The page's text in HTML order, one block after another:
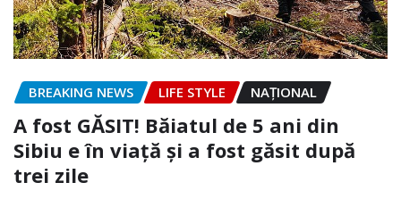
BREAKING NEWS LIFE STYLE NAŢIONAL
A fost GĂSIT! Băiatul de 5 ani din
Sibiu e în viață și a fost găsit după
trei zile